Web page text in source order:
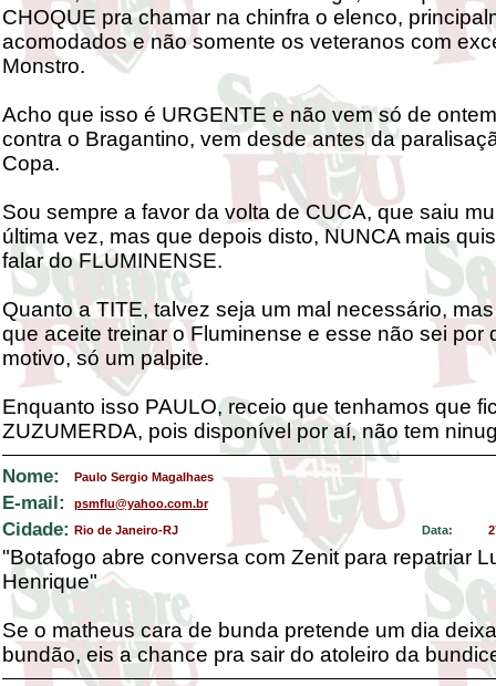
CHOQUE pra chamar na chinfra o elenco,
acomodados e não somente os veteranos com
Monstro.
Acho que isso é URGENTE e não vem só de
contra o Bragantino, vem desde antes da
Copa.
Sou sempre a favor da volta de CUCA, que saiu
última vez, mas que depois disto, NUNCA mais
falar do FLUMINENSE.
Quanto a TITE, talvez seja um mal necessário,
que aceite treinar o Fluminense e esse não sei por
motivo, só um palpite.
Enquanto isso PAULO, receio que tenhamos que
ZUZUMERDA, pois disponível por aí, não tem
Nome: Paulo Sergio Magalhaes
E-mail: psmflu@yahoo.com.br
Cidade: Rio de Janeiro-RJ Data:
"Botafogo abre conversa com Zenit para repatriar
Henrique"
Se o matheus cara de bunda pretende um dia
bundão, eis a chance pra sair do atoleiro da